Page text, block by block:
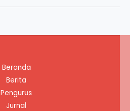
Beranda
Berita
Pengurus
Jurnal